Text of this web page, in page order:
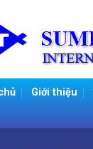
Giới thiệu